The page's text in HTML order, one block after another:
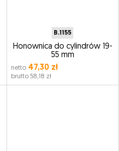
B.1155
Honownica do cylindrów 19-
55 mm
netto47,30 zł
brutto 58,18 zł